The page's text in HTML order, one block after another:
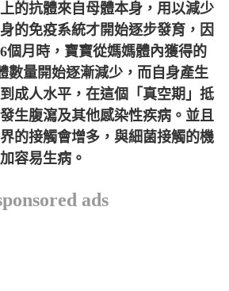
的抗體來自母體本身，用以減少
的免疫系統才開始逐步發育，因
個月時，寶寶從媽媽體內獲得的
數量開始逐漸減少，而自身產生
成人水平，在這個「真空期」抵
生腹瀉及其他感染性疾病。並且
的接觸會增多，與細菌接觸的機
容易生病。
ads